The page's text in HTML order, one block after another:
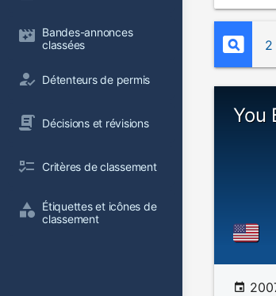
Bandes-annonces
classées
Détenteurs de permis
Décisions et révisions
Critères de classement
Étiquettes et icônes de
classement
2
You